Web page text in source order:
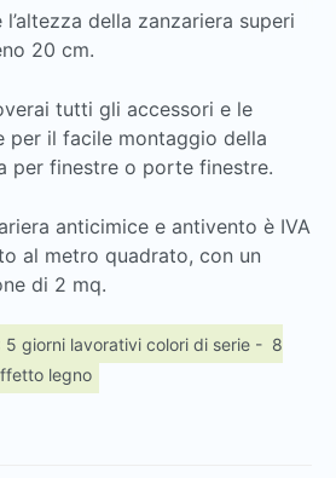
della zanzariera superi
20 cm.
tutti gli accessori e le
per il facile montaggio della
per finestre o porte finestre.
anticimice e antivento è IVA
al metro quadrato, con un
di 2 mq.
5 giorni lavorativi colori di serie - 8
legno